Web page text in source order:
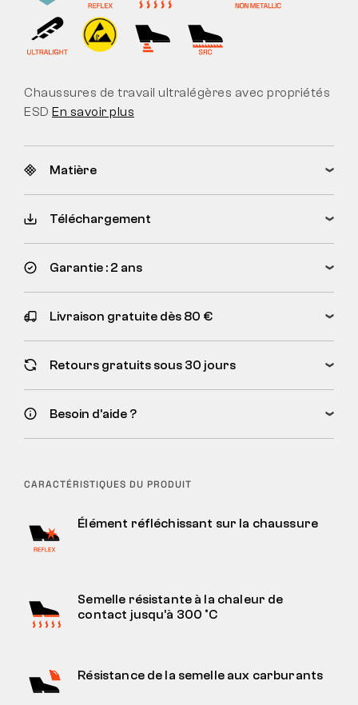
Chaussures de travail ultralégères avec propriétés
ESD En savoir plus
Matière
Téléchargement
Garantie : 2 ans
Livraison gratuite dès 80 €
Retours gratuits sous 30 jours
Besoin d’aide ?
CARACTÉRISTIQUES DU PRODUIT
Élément réfléchissant sur la chaussure
Semelle résistante à la chaleur de
contact jusqu'à 300 °C
Résistance de la semelle aux carburants